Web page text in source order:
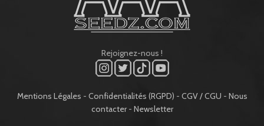
Rejoignez-nous !
Mentions Légales - Confidentialités (RGPD) - CGV / CGU - Nous
contacter- Newsletter